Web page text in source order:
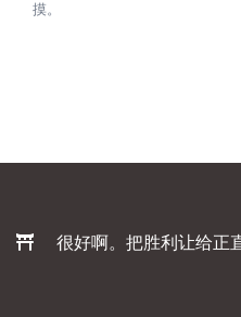
摸。
很好啊。把胜利让给正